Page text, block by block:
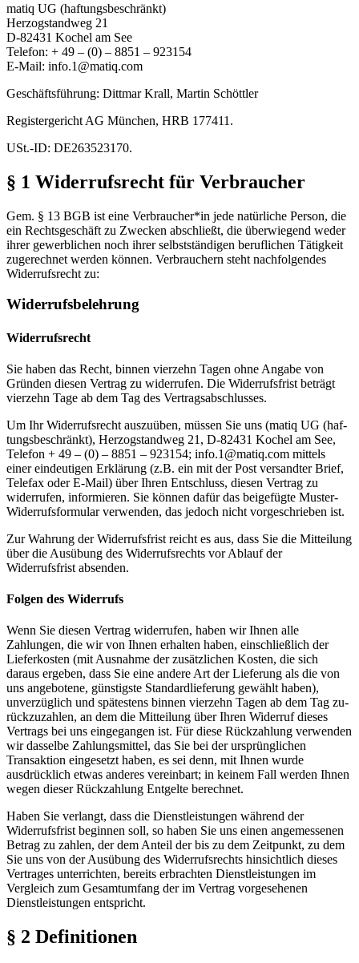
matiq UG (haftungsbeschränkt)
Herzogstandweg 21
D-82431 Kochel am See
Telefon: + 49 – (0) – 8851 – 923154
E-Mail: info.1@matiq.com
Geschäftsführung: Dittmar Krall, Martin Schöttler
Registergericht AG München, HRB 177411.
USt.-ID: DE263523170.
§ 1 Widerrufsrecht für Verbraucher
Gem. § 13 BGB ist eine Verbraucher*in jede natürliche Person, die
ein Rechtsgeschäft zu Zwecken abschließt, die überwiegend weder
ihrer gewerblichen noch ihrerselbst­stän­di­gen beruflichen Tätigkeit
zugerechnet werden können. Verbrauchern steht nachfolgendes
Widerrufsrecht zu:
Widerrufsbelehrung
Widerrufsrecht
Sie haben das Recht, binnen vierzehn Tagen ohne Angabe von
Gründen diesen Vertrag zu widerrufen. Die Widerrufsfrist beträgt
vierzehn Tage ab dem Tag des Vertragsabschlusses.
Um Ihr Widerrufsrecht auszuüben, müssen Sie uns (matiq UG (haf­
tungs­be­schränkt), Herzogstandweg 21, D-82431 Kochel am See,
Telefon + 49 – (0) – 8851 – 923154; info.1@matiq.com mittels
einer eindeutigen Erklärung (z.B. ein mit der Post versandter Brief,
Telefax oder E-Mail) über Ihren Entschluss, diesen Vertrag zu
widerrufen, informieren. Sie können dafür das beigefügte Muster-​
Wi­der­rufs­for­mu­larverwenden, das jedoch nicht vorgeschrieben ist.
Zur Wahrung der Widerrufsfrist reicht es aus, dass Sie die Mitteilung
über die Ausübung des Widerrufsrechts vor Ablauf der
Widerrufsfrist absenden.
Folgen des Widerrufs
Wenn Sie diesen Vertrag widerrufen, haben wir Ihnen alle
Zahlungen, die wir von Ihnen erhalten haben, einschließlich der
Lieferkosten (mit Ausnahme der zusätzlichen Kosten, die sich
daraus ergeben, dass Sie eine andere Art der Lieferung als die von
uns angebotene, günstigste Standardlieferung gewählt haben),
unverzüglich und spätestens binnen vierzehn Tagen ab dem Tag zu­
rück­zu­zah­len, an dem die Mitteilung über Ihren Widerruf dieses
Vertrags bei uns eingegangen ist. Für diese Rückzahlung verwenden
wir dasselbe Zahlungsmittel, das Sie bei derur­sprüng­li­chen
Transaktion eingesetzt haben, es sei denn, mit Ihnen wurde
ausdrücklich etwas anderes vereinbart; in keinem Fall werden Ihnen
wegen dieser Rückzahlung Entgelte berechnet.
Haben Sie verlangt, dass die Dienstleistungen während der
Widerrufsfrist beginnen soll, so haben Sie uns einen angemessenen
Betrag zu zahlen, der dem Anteil der bis zu dem Zeitpunkt, zu dem
Sie uns von der Ausübung des Widerrufsrechts hinsichtlich dieses
Vertrages unterrichten, bereits erbrachten Dienstleistungen im
Vergleich zum Gesamtumfang der im Vertrag vorgesehenen
Dienstleistungen entspricht.
§ 2 Definitionen